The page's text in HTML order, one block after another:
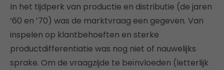
In het tijdperk van productie en distributie (de jaren
’60 en ’70) was de marktvraag een gegeven. Van
inspelen op klantbehoeften en sterke
productdifferentiatie was nog niet of nauwelijks
sprake. Om de vraagzijde te beïnvloeden (letterlijk